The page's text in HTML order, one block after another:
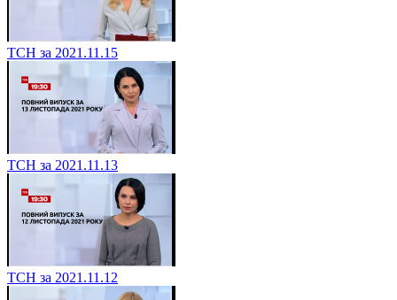
ТСН за 2021.11.15
ТСН за 2021.11.13
ТСН за 2021.11.12